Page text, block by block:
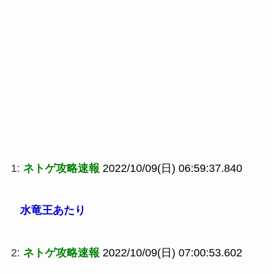
1: ネトゲ攻略速報 2022/10/09(日) 06:59:37.840
水竜王あたり
2: ネトゲ攻略速報 2022/10/09(日) 07:00:53.602